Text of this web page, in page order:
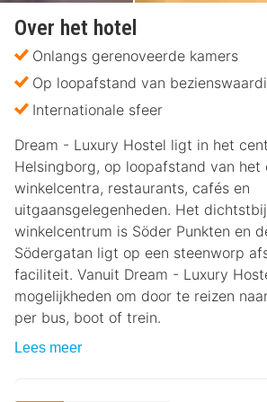
Over het hotel
Onlangs gerenoveerde kamers
Op loopafstand van
Internationale sfeer
Dream - Luxury Hostel ligt in het
Helsingborg, op loopafstand van het
winkelcentra, restaurants, cafés en
uitgaansgelegenheden. Het
winkelcentrum is Söder Punkten en
Södergatan ligt op een steenworp
faciliteit. Vanuit Dream - Luxury
mogelijkheden om door te reizen
per bus, boot of trein.
Lees meer